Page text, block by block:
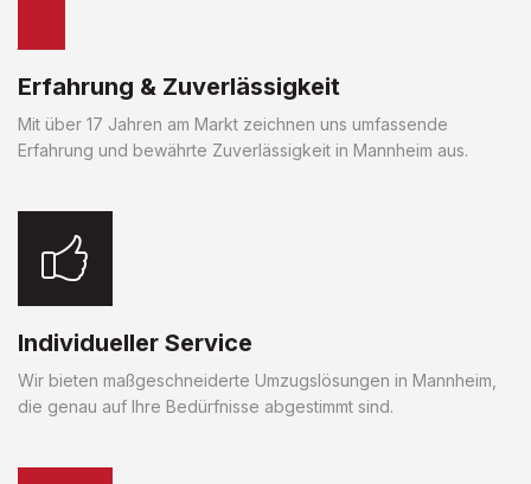
Erfahrung & Zuverlässigkeit
Mit über 17 Jahren am Markt zeichnen uns umfassende
Erfahrung und bewährte Zuverlässigkeit in Mannheim aus.
Individueller Service
Wir bieten maßgeschneiderte Umzugslösungen in Mannheim,
die genau auf Ihre Bedürfnisse abgestimmt sind.